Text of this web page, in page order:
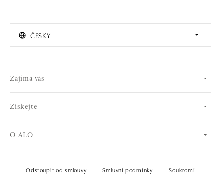
ČESKY
Zajíma vás
Získejte
O ALO
Odstoupit od smlouvy Smluvní podmínky Soukromí